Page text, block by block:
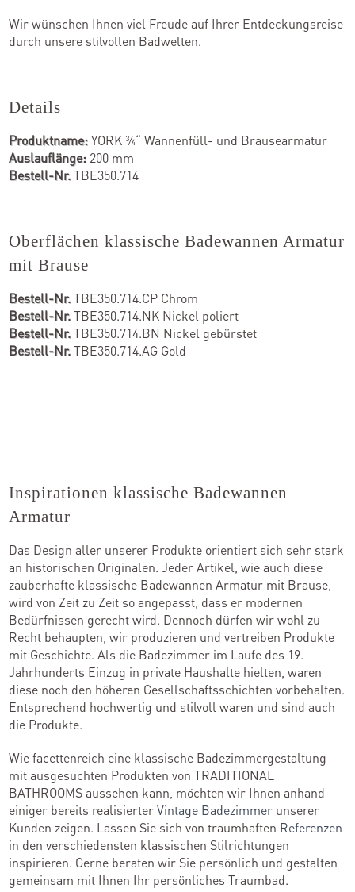
Wir wünschen Ihnen viel Freude auf Ihrer Entdeckungsreise
durch unsere stilvollen Badwelten.
Details
Produktname:YORK ¾“ Wannenfüll- und Brausearmatur
Auslauflänge: 200 mm
Bestell-Nr.TBE350.714
Oberflächen klassische Badewannen Armatur
mit Brause
Bestell-Nr.TBE350.714.CP Chrom
Bestell-Nr.TBE350.714.NK Nickel poliert
Bestell-Nr.TBE350.714.BN Nickel gebürstet
Bestell-Nr.TBE350.714.AG Gold
Inspirationen klassische Badewannen
Armatur
Das Design aller unserer Produkte orientiert sich sehr stark
an historischen Originalen. Jeder Artikel, wie auch diese
zauberhafte klassische Badewannen Armatur mit Brause,
wird von Zeit zu Zeit so angepasst, dass er modernen
Bedürfnissen gerecht wird. Dennoch dürfen wir wohl zu
Recht behaupten, wir produzieren und vertreiben Produkte
mit Geschichte. Als die Badezimmer im Laufe des 19.
Jahrhunderts Einzug in private Haushalte hielten, waren
diese noch den höheren Gesellschaftsschichten vorbehalten.
Entsprechend hochwertig und stilvoll waren und sind auch
die Produkte.
Wie facettenreich eine klassische Badezimmergestaltung
mit ausgesuchten Produkten von TRADITIONAL
BATHROOMS aussehen kann, möchten wir Ihnen anhand
einiger bereits realisierterVintage Badezimmer unserer
Kunden zeigen. Lassen Sie sich von traumhaften Referenzen
in den verschiedensten klassischen Stilrichtungen
inspirieren. Gerne beraten wir Sie persönlich und gestalten
gemeinsam mit Ihnen Ihr persönliches Traumbad.